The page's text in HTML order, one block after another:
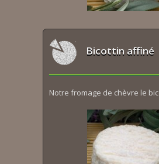
Bicottin affiné
Notre fromage de chèvre le